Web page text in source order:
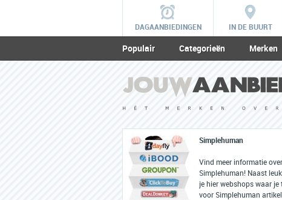
DAGAANBIEDINGEN IN DE BUURT
Populair Categorieën Merken
Simplehuman
Vind meer informatie
Simplehuman! Naast
je hier webshops waar je
voor Simplehuman